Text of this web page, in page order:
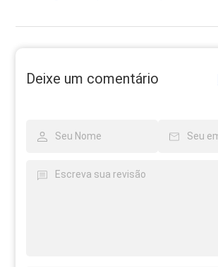
Deixe um comentário